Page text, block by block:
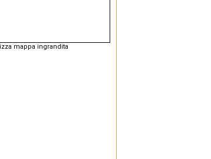
mappa ingrandita